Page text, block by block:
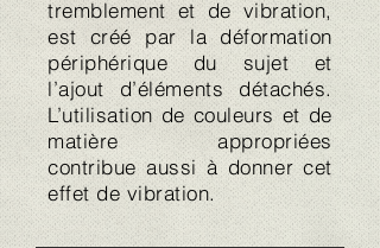
tremblement et de vibration,
est créé par la déformation
périphérique du sujet et
l’ajout d’éléments détachés.
L’utilisation de couleurs et de
matière appropriées
contribue aussi à donner cet
effet de vibration.